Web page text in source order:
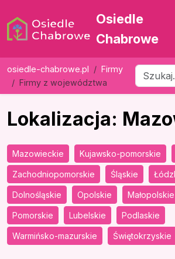
Osiedle
Chabrowe
osiedle-chabrowe.pl
Firmy
Firmy z województwa
Lokalizacja:
Mazowieckie Kujawsko-pomorskie
Zachodniopomorskie Śląskie
Dolnośląskie Opolskie Małopolskie
Pomorskie Lubelskie Podlaskie
Warmińsko-mazurskie Świętokrzyskie